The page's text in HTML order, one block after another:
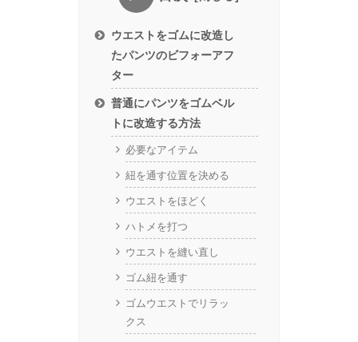
ウエストをゴムに改造し
たパンツのビフォーアフ
ター
普通にパンツをゴムベル
トに改造する方法
必要なアイテム
紐を通す位置を決める
ウエストをほどく
ハトメを打つ
ウエストを縫い直し
ゴム紐を通す
ゴムウエストでリラッ
クス